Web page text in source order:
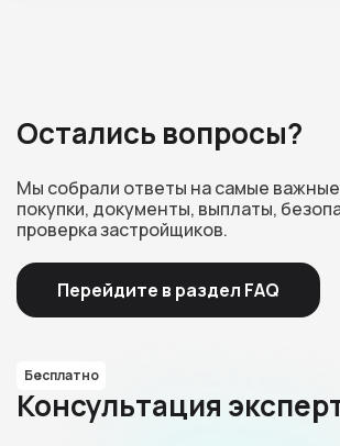
Остались вопросы?
Мы собрали ответы на самые
покупки, документы, выплаты,
проверка застройщиков.
Перейдите в раздел FAQ
Бесплатно
Консультация